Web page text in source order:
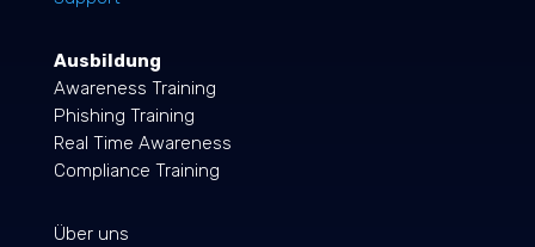
Ausbildung
Awareness Training
Phishing Training
Real Time Awareness
Compliance Training
Über uns